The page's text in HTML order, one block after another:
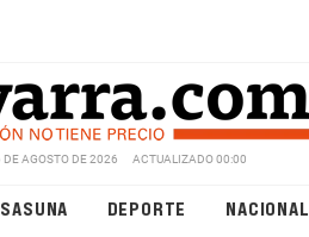
DE AGOSTO DE 2026 ACTUALIZADO 00:00
DEPORTE NACIONAL